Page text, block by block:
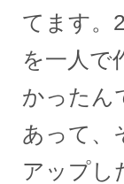
てます。
を一人で
かったん
あって、
アップし